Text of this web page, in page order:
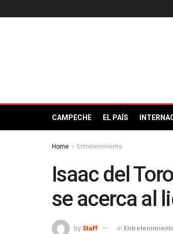
CAMPECHE EL PAÍS
Home Entretenimiento
Isaac del
se acerca al
by Staff in